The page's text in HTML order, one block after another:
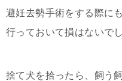
避妊去勢手術をする際に
行っておいて損はないでし
捨て犬を拾ったら、飼う